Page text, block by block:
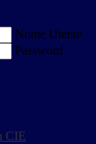
Nome Utente
Password
CIE